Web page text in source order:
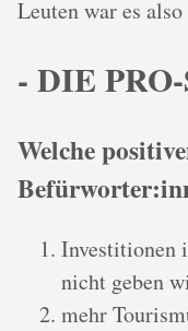
Leuten war es
- DIE
Welche
Investitionen
nicht geben
mehr